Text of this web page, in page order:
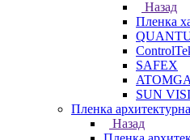
Назад
Пленка
SAFEX
SUN
Пленка
Назад